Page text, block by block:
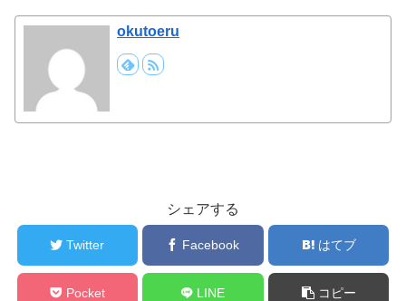
okutoeru
シェアする
Twitter Facebook はてブ
Pocket LINE コピー